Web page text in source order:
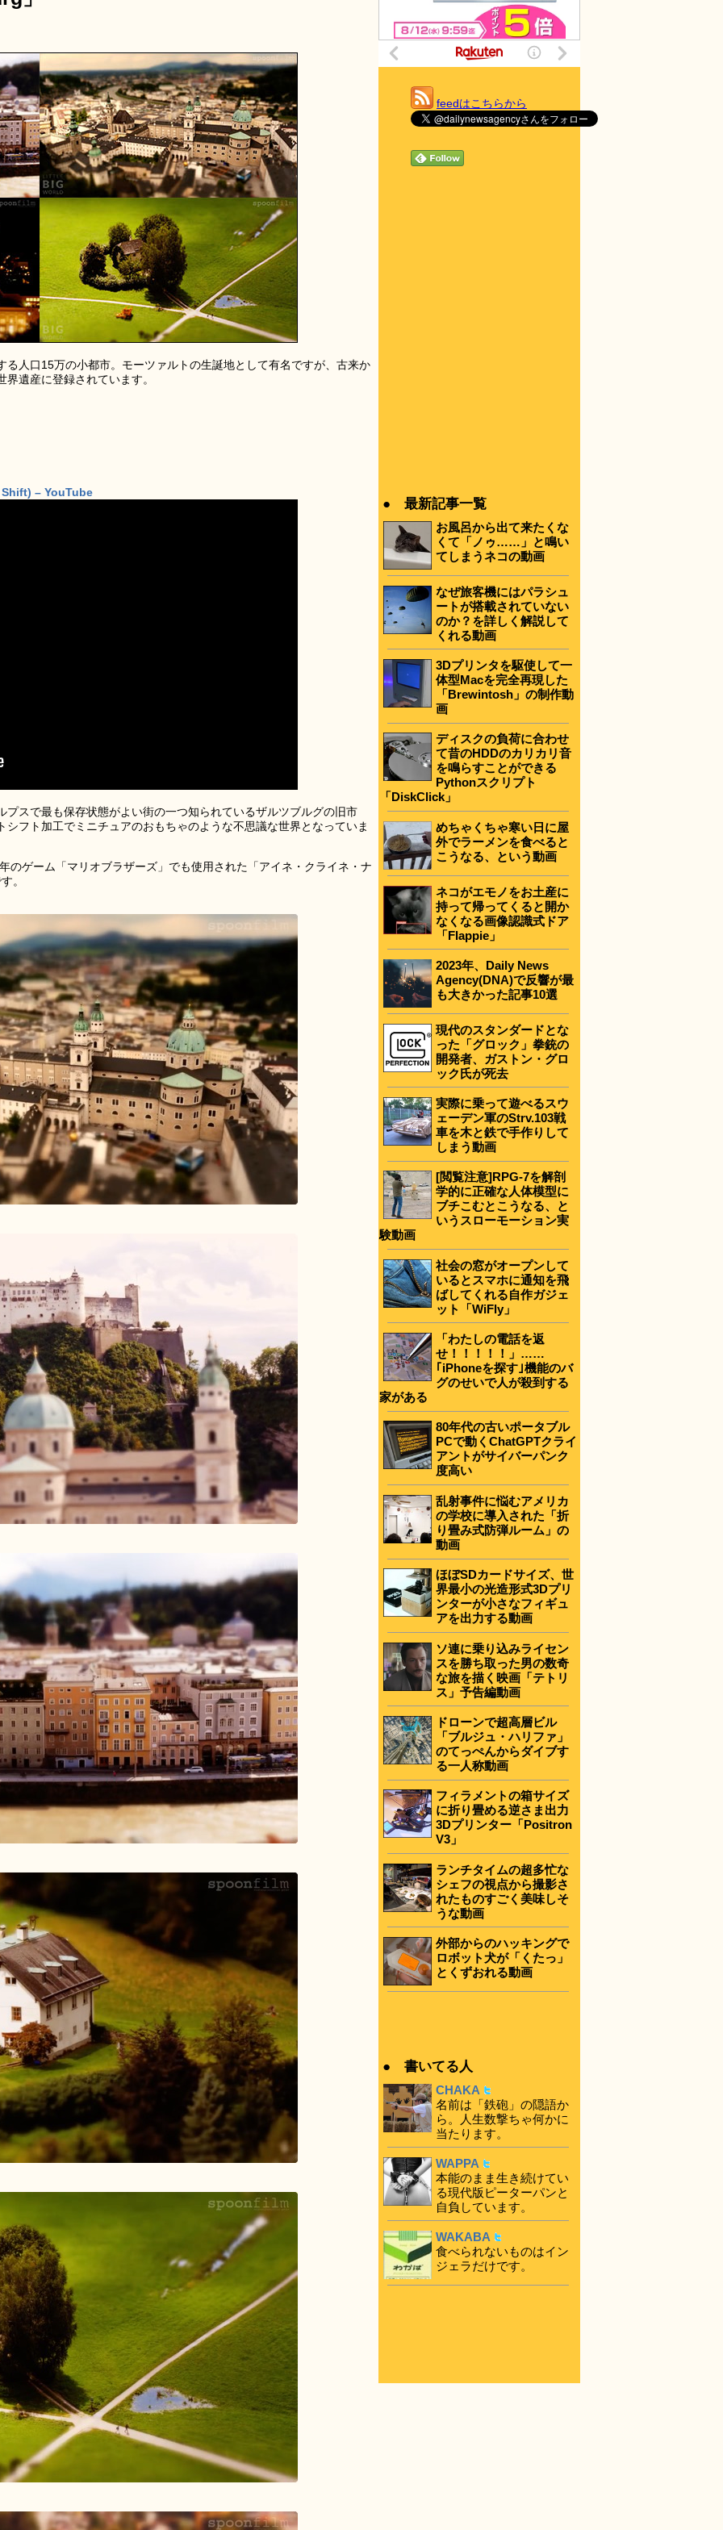
人口15万の小都市。モーツァルトの生誕地として有名ですが、古来か
遺産に登録されています。
– YouTube
スで最も保存状態がよい街の一つ知られているザルツブルグの旧市
フト加工でミニチュアのおもちゃのような不思議な世界となっていま
のゲーム「マリオブラザーズ」でも使用された「アイネ・クライネ・ナ
。
feedはこちらから
● 最新記事一覧
お風呂から出て来たくな
くて「ノゥ……」と鳴い
てしまうネコの動画
なぜ旅客機にはパラシュ
ートが搭載されていない
のか？を詳しく解説して
くれる動画
3Dプリンタを駆使して一
体型Macを完全再現した
「Brewintosh」の制作動
画
ディスクの負荷に合わせ
て昔のHDDのカリカリ音
を鳴らすことができる
Pythonスクリプト
「DiskClick」
めちゃくちゃ寒い日に屋
外でラーメンを食べると
こうなる、という動画
ネコがエモノをお土産に
持って帰ってくると開か
なくなる画像認識式ドア
「Flappie」
2023年、Daily News
Agency(DNA)で反響が最
も大きかった記事10選
現代のスタンダードとな
った「グロック」拳銃の
開発者、ガストン・グロ
ック氏が死去
実際に乗って遊べるスウ
ェーデン軍のStrv.103戦
車を木と鉄で手作りして
しまう動画
[閲覧注意]RPG-7を解剖
学的に正確な人体模型に
ブチこむとこうなる、と
いうスローモーション実
験動画
社会の窓がオープンして
いるとスマホに通知を飛
ばしてくれる自作ガジェ
ット「WiFly」
「わたしの電話を返
せ！！！！！」……
｢iPhoneを探す｣機能のバ
グのせいで人が殺到する
家がある
80年代の古いポータブル
PCで動くChatGPTクライ
アントがサイバーパンク
度高い
乱射事件に悩むアメリカ
の学校に導入された「折
り畳み式防弾ルーム」の
動画
ほぼSDカードサイズ、世
界最小の光造形式3Dプリ
ンターが小さなフィギュ
アを出力する動画
ソ連に乗り込みライセン
スを勝ち取った男の数奇
な旅を描く映画「テトリ
ス」予告編動画
ドローンで超高層ビル
「ブルジュ・ハリファ」
のてっぺんからダイブす
る一人称動画
フィラメントの箱サイズ
に折り畳める逆さま出力
3Dプリンター「Positron
V3」
ランチタイムの超多忙な
シェフの視点から撮影さ
れたものすごく美味しそ
うな動画
外部からのハッキングで
ロボット犬が「くたっ」
とくずおれる動画
● 書いてる人
CHAKA
名前は「鉄砲」の隠語か
ら。人生数撃ちゃ何かに
当たります。
WAPPA
本能のまま生き続けてい
る現代版ピーターパンと
自負しています。
WAKABA
食べられないものはイン
ジェラだけです。